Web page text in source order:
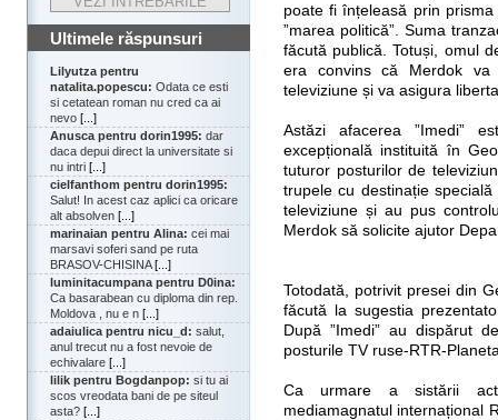
Ultimele răspunsuri
Lilyutza pentru
natalita.popescu: Odata ce esti
si cetatean roman nu cred ca ai
nevo [...]
Anusca pentru dorin1995: dar
daca depui direct la universitate si
nu intri [...]
cielfanthom pentru dorin1995:
Salut! In acest caz aplici ca oricare
alt absolven [...]
marinaian pentru Alina: cei mai
marsavi soferi sand pe ruta
BRASOV-CHISINA[...]
luminitacumpana pentru D0ina:
Ca basarabean cu diploma din rep.
Moldova , nu e n [...]
adaiulica pentru nicu_d: salut,
anul trecut nu a fost nevoie de
echivalare [...]
lilik pentru Bogdanpop: si tu ai
scos vreodata bani de pe siteul
asta? [...]
poate fi înțeleasă prin
”marea politică”. Suma
făcută publică. Totuși, omul
era convins că Merdok va
televiziune și va asigura
Astăzi afacerea ”Imedi”
excepțională instituită în
tuturor posturilor de
trupele cu destinație
televiziune și au pus
Merdok să solicite ajutor
Totodată, potrivit presei din
făcută la sugestia
După ”Imedi” au dispărut
posturile TV ruse-RTR-
Ca urmare a sistării
mediamagnatul internațional